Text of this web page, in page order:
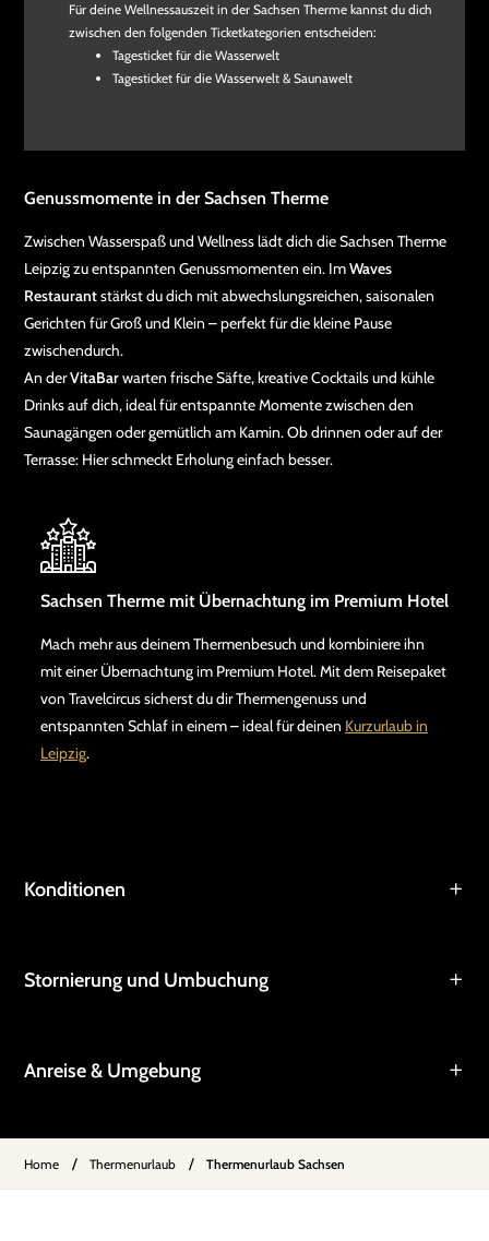
Für deine Wellnessauszeit in der Sachsen Therme kannst du dich
zwischen den folgenden Ticketkategorien entscheiden:
Tagesticket für die Wasserwelt
Tagesticket für die Wasserwelt & Saunawelt
Genussmomente in der Sachsen Therme
Zwischen Wasserspaß und Wellness lädt dich die Sachsen Therme
Leipzig zu entspannten Genussmomenten ein. ImWaves
Restaurantstärkst du dich mit abwechslungsreichen, saisonalen
Gerichten für Groß und Klein – perfekt für die kleine Pause
zwischendurch.
An derVitaBarwarten frische Säfte, kreative Cocktails und kühle
Drinks auf dich, ideal für entspannte Momente zwischen den
Saunagängen oder gemütlich am Kamin. Ob drinnen oder auf der
Terrasse: Hier schmeckt Erholung einfach besser.
Sachsen Therme mit Übernachtung im Premium Hotel
Mach mehr aus deinem Thermenbesuch und kombiniere ihn
mit einer Übernachtung im Premium Hotel. Mit dem Reisepaket
von Travelcircus sicherst du dir Thermengenuss und
entspannten Schlaf in einem – ideal für deinen Kurzurlaub in
Leipzig.
Konditionen
Stornierung und Umbuchung
Anreise & Umgebung
Home / Thermenurlaub / Thermenurlaub Sachsen